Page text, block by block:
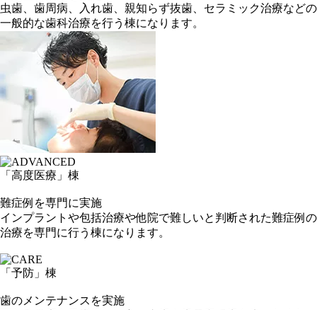
虫歯、歯周病、入れ歯、親知らず抜歯、セラミック治療などの
一般的な歯科治療を行う棟になります。
「高度医療」 棟
難症例を専門に実施
インプラントや包括治療や他院で難しいと判断された難症例の
治療を専門に行う棟になります。
「予防」 棟
歯のメンテナンスを実施